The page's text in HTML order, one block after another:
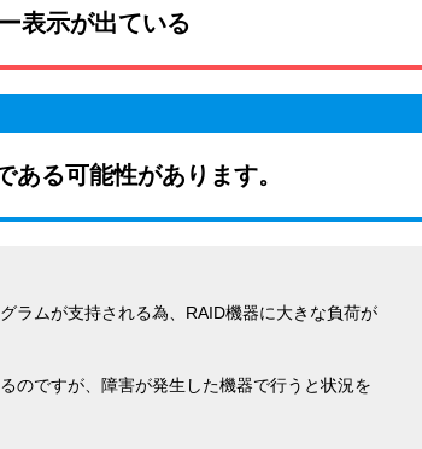
表示が出ている
る可能性があります。
ラムが支持される為、RAID機器に大きな負荷が
のですが、障害が発生した機器で行うと状況を